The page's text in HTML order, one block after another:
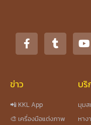
ข่าว
📲 KKL App
🎨 เครื่องมือแต่งภาพ
บ
มุม
หาง